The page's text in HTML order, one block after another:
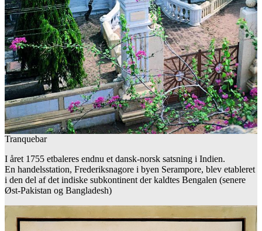
Tranquebar
I året 1755 etbaleres endnu et dansk-norsk satsning i Indien.
En handelsstation, Frederiksnagore i byen Serampore, blev etableret
i den del af det indiske subkontinent der kaldtes Bengalen (senere
Øst-Pakistan og Bangladesh)